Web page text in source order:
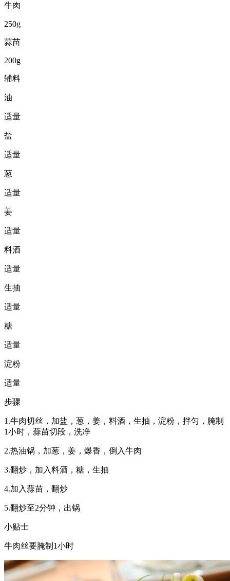
牛肉
250g
蒜苗
200g
辅料
油
适量
盐
适量
葱
适量
姜
适量
料酒
适量
生抽
适量
糖
适量
淀粉
适量
步骤
1.牛肉切丝，加盐，葱，姜，料酒，生抽，淀粉，拌匀，腌制
1小时，蒜苗切段，洗净
2.热油锅，加葱，姜，爆香，倒入牛肉
3.翻炒，加入料酒，糖，生抽
4.加入蒜苗，翻炒
5.翻炒至2分钟，出锅
小贴士
牛肉丝要腌制1小时